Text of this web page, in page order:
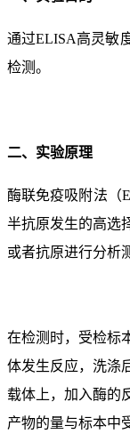
通过ELISA高灵敏
检测。
二、实验原理
酶联免疫吸附法（
半抗原发生的高选
或者抗原进行分析
在检测时，受检标
体发生反应，洗涤
载体上，加入酶的
产物的量与标本中